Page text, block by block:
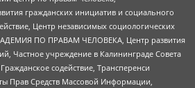
гражданских инициатив и социального
Центр независимых социологических
ПО ПРАВАМ ЧЕЛОВЕКА, Центр развития
Частное учреждение в Калининграде Совета
содействие, Трансперенси
Прав Средств Массовой Информации,